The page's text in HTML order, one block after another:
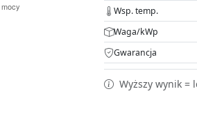
Wsp. temp.
Waga/kWp
Gwarancja
Wyższy wynik =